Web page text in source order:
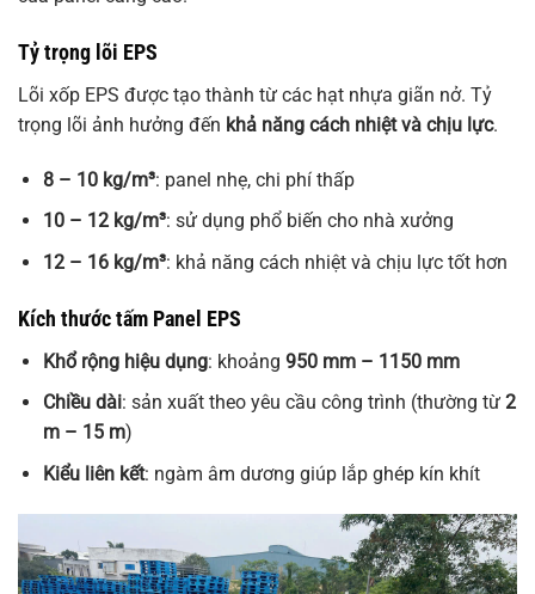
Tỷ trọng lõi EPS
Lõi xốp EPS được tạo thành từ các hạt nhựa giãn nở. Tỷ
trọng lõi ảnh hưởng đến khả năng cách nhiệt và chịu lực.
8 – 10 kg/m³: panel nhẹ, chi phí thấp
10 – 12 kg/m³: sử dụng phổ biến cho nhà xưởng
12 – 16 kg/m³: khả năng cách nhiệt và chịu lực tốt hơn
Kích thước tấm Panel EPS
Khổ rộng hiệu dụng: khoảng 950 mm – 1150 mm
Chiều dài: sản xuất theo yêu cầu công trình (thường từ 2
m – 15 m)
Kiểu liên kết: ngàm âm dương giúp lắp ghép kín khít